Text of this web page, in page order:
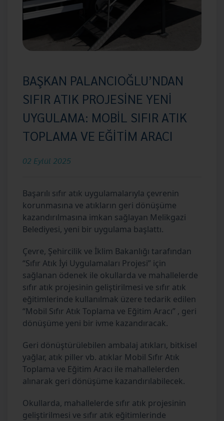
BAŞKAN PALANCIOĞLU’NDAN
SIFIR ATIK PROJESİNE YENİ
UYGULAMA: MOBİL SIFIR ATIK
TOPLAMA VE EĞİTİM ARACI
02 Eylül 2025
Başarılı sıfır atık uygulamalarıyla çevrenin
korunmasına ve atıkların geri dönüşüme
kazandırılmasına imkan sağlayan Melikgazi
Belediyesi, yeni bir uygulama başlattı.
Çevre, Şehircilik ve İklim Bakanlığı tarafından
“Sıfır Atık İyi Uygulamaları Projesi” için
sağlanan ödenek ile okullarda ve mahallelerde
sıfır atık projesinin geliştirilmesi ve sıfır atık
eğitimlerinde kullanılmak üzere tedarik edilen
“Mobil Sıfır Atık Toplama ve Eğitim Aracı” , geri
dönüşüme yeni bir ivme kazandıracak.
Geri dönüştürülebilen ambalaj atıkları, bitkisel
yağlar, atık piller vb. atıklar Mobil Sıfır Atık
Toplama ve Eğitim Aracı ile mahallelerden
alınarak geri dönüşüme kazandırılabilecek.
Okullarda, mahallelerde sıfır atık projesinin
geliştirilmesi ve sıfır atık eğitimlerinde